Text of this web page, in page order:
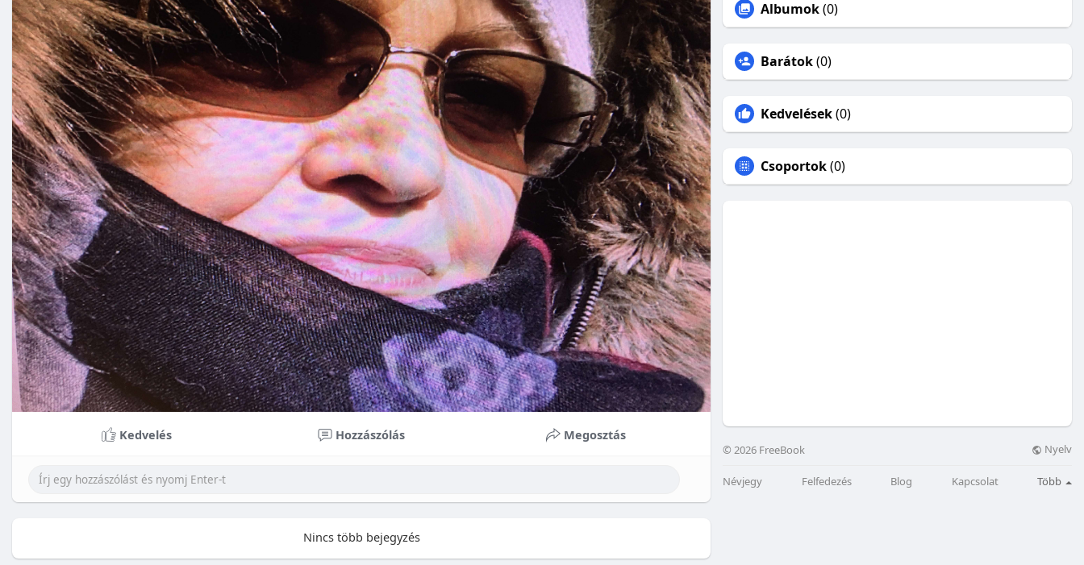
Kedvelés Hozzászólás Megosztás
Nincs több bejegyzés
Albumok(0)
Barátok(0)
Kedvelések(0)
Csoportok(0)
© 2026 FreeBook Nyelv
Névjegy Felfedezés Blog Kapcsolat Több